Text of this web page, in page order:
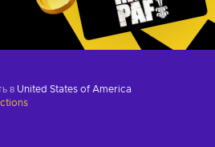
в United States of America